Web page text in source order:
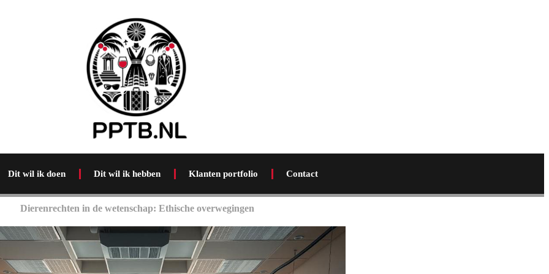
Dit wil ik doen Dit wil ik hebben Klanten portfolio Contact
Dierenrechten in de wetenschap: Ethische overwegingen